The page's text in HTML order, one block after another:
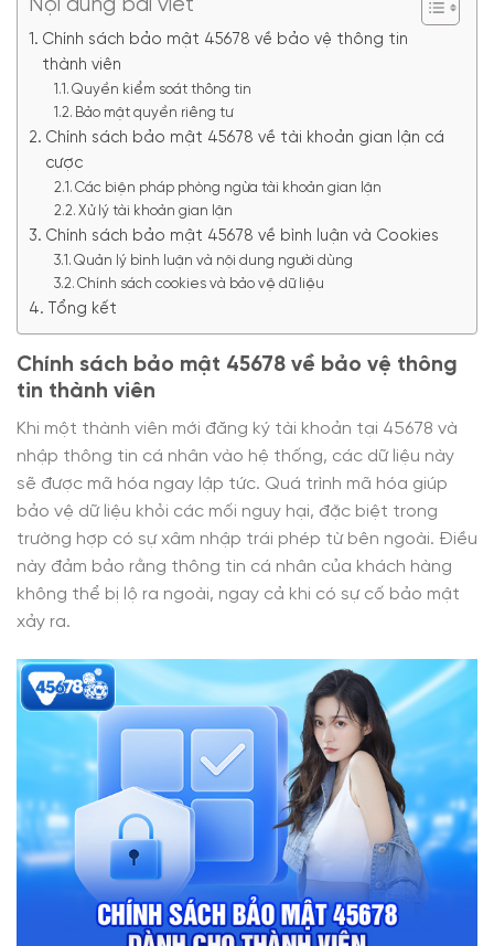
Nội dung bài viết
Chính sách bảo mật 45678 về bảo vệ thông tin
thành viên
Quyền kiểm soát thông tin
Bảo mật quyền riêng tư
Chính sách bảo mật 45678 về tài khoản gian lận cá
cược
Các biện pháp phòng ngừa tài khoản gian lận
Xử lý tài khoản gian lận
Chính sách bảo mật 45678 về bình luận và Cookies
Quản lý bình luận và nội dung người dùng
Chính sách cookies và bảo vệ dữ liệu
Tổng kết
Chính sách bảo mật 45678 về bảo vệ thông
tin thành viên
Khi một thành viên mới đăng ký tài khoản tại 45678 và
nhập thông tin cá nhân vào hệ thống, các dữ liệu này
sẽ được mã hóa ngay lập tức. Quá trình mã hóa giúp
bảo vệ dữ liệu khỏi các mối nguy hại, đặc biệt trong
trường hợp có sự xâm nhập trái phép từ bên ngoài. Điều
này đảm bảo rằng thông tin cá nhân của khách hàng
không thể bị lộ ra ngoài, ngay cả khi có sự cố bảo mật
xảy ra.